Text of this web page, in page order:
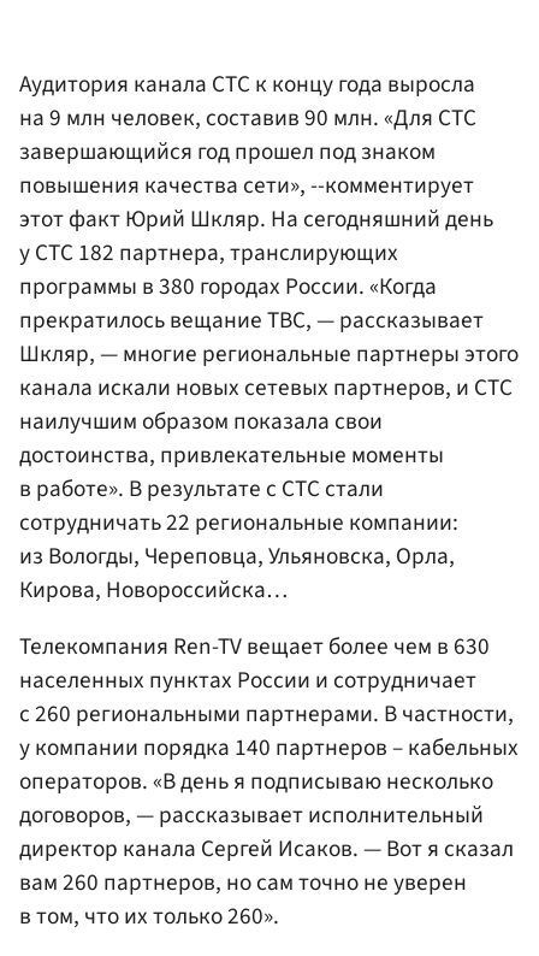
Аудитория канала СТС к концу года выросла
на 9 млн человек, составив 90 млн. «Для СТС
завершающийся год прошел под знаком
повышения качества сети», --комментирует
этот факт Юрий Шкляр. На сегодняшний день
у СТС 182 партнера, транслирующих
программы в 380 городах России. «Когда
прекратилось вещание ТВС, — рассказывает
Шкляр, — многие региональные партнеры этого
канала искали новых сетевых партнеров, и СТС
наилучшим образом показала свои
достоинства, привлекательные моменты
в работе». В результате с СТС стали
сотрудничать 22 региональные компании:
из Вологды, Череповца, Ульяновска, Орла,
Кирова, Новороссийска…
Телекомпания Ren-TV вещает более чем в 630
населенных пунктах России и сотрудничает
с 260 региональными партнерами. В частности,
у компании порядка 140 партнеров – кабельных
операторов. «В день я подписываю несколько
договоров, — рассказывает исполнительный
директор канала Сергей Исаков. — Вот я сказал
вам 260 партнеров, но сам точно не уверен
в том, что их только 260».